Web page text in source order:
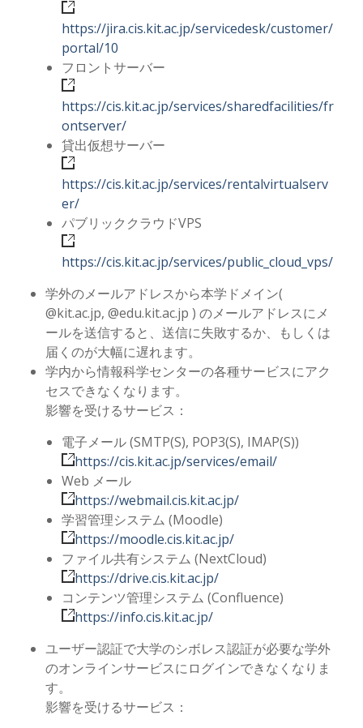
https://jira.cis.kit.ac.jp/servicedesk/customer/
portal/10
フロントサーバー
https://cis.kit.ac.jp/services/sharedfacilities/fr
ontserver/
貸出仮想サーバー
https://cis.kit.ac.jp/services/rentalvirtualserv
er/
パブリッククラウドVPS
https://cis.kit.ac.jp/services/public_cloud_vps/
学外のメールアドレスから本学ドメイン(
@kit.ac.jp, @edu.kit.ac.jp ) のメールアドレスにメ
ールを送信すると、送信に失敗するか、もしくは
届くのが大幅に遅れます。
学内から情報科学センターの各種サービスにアク
セスできなくなります。
影響を受けるサービス：
電子メール (SMTP(S), POP3(S), IMAP(S))
https://cis.kit.ac.jp/services/email/
Web メール
https://webmail.cis.kit.ac.jp/
学習管理システム (Moodle)
https://moodle.cis.kit.ac.jp/
ファイル共有システム (NextCloud)
https://drive.cis.kit.ac.jp/
コンテンツ管理システム (Confluence)
https://info.cis.kit.ac.jp/
ユーザー認証で大学のシボレス認証が必要な学外
のオンラインサービスにログインできなくなりま
す。
影響を受けるサービス：